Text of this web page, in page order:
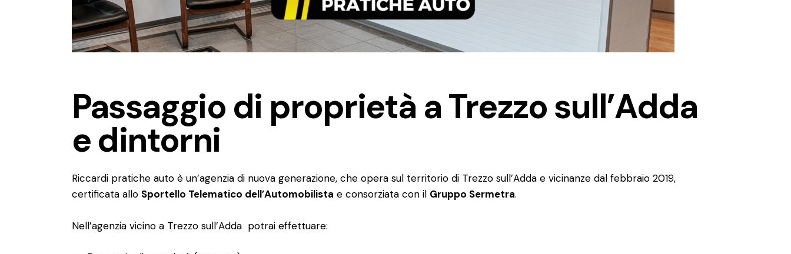
Passaggio di proprietà a Trezzo sull’Adda
e dintorni
Riccardi pratiche auto è un’agenzia di nuova generazione, che opera sul territorio di Trezzo sull’Adda e vicinanze dal febbraio 2019,
certificata allo Sportello Telematico dell’Automobilista e consorziata con il Gruppo Sermetra.
Nell’agenzia vicino a Trezzo sull’Adda potrai effettuare: